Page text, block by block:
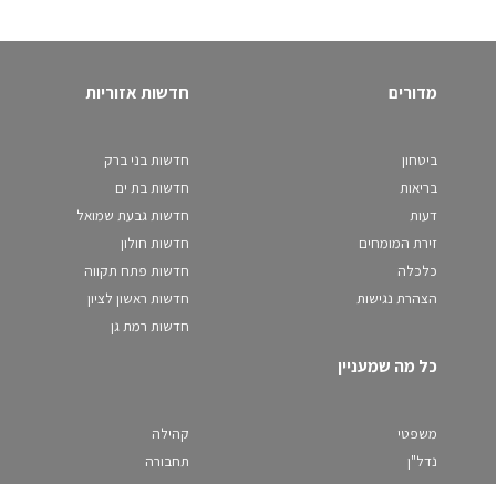
מדורים
ביטחון
בריאות
דעות
זירת המומחים
כלכלה
הצהרת נגישות
חדשות אזוריות
חדשות בני ברק
חדשות בת ים
חדשות גבעת שמואל
חדשות חולון
חדשות פתח תקווה
חדשות ראשון לציון
חדשות רמת גן
כל מה שמעניין
משפטי
נדל"ן
קהילה
תחבורה